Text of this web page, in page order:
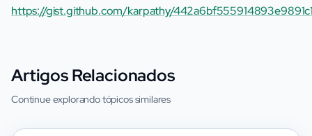
https://gist.github.com/karpathy/
Artigos Relacionados
Continue explorando tópicos similares